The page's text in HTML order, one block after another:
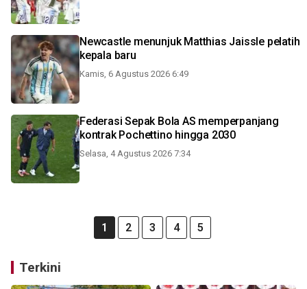
Newcastle menunjuk Matthias Jaissle pelatih
kepala baru
Kamis, 6 Agustus 2026 6:49
Federasi Sepak Bola AS memperpanjang
kontrak Pochettino hingga 2030
Selasa, 4 Agustus 2026 7:34
1 2 3 4 5
Terkini